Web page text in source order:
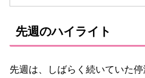
先週のハイライト
先週は、しばらく続いていた